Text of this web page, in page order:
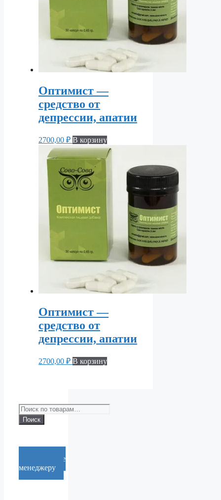
Оптимист —
средство от
депрессии, апатии
2700,00 ₽ В корзину
Оптимист —
средство от
депрессии, апатии
2700,00 ₽ В корзину
Искать:
Поиск
Cообщение
менеджеру